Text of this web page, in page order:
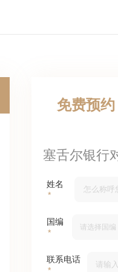
免费预
塞舌尔银行
姓名
国编
联系电话